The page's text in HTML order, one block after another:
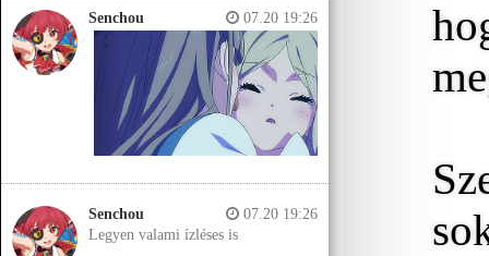
Senchou 07.20 19:26
Senchou
07.20 19:26
Legyen valami ízléses is